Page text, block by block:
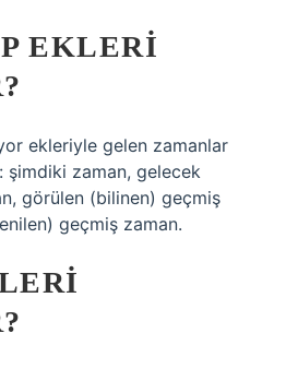
EKLERI
ekleriyle gelen zamanlar
şimdiki zaman, gelecek
görülen (bilinen) geçmiş
geçmiş zaman.